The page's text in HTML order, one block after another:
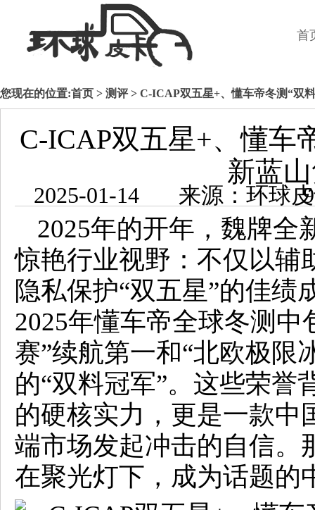
首
您现在的位置:首页 > 测评> C-ICAP双五星+、懂车帝冬测“双
C-ICAP双五星+、懂车
新蓝
2025-01-
2025年的开年，魏牌全
惊艳行业视野：不仅以辅
隐私保护“双五星”的佳绩
2025年懂车帝全球冬测
赛”续航第一和“北欧极限
的“双料冠军”。这些荣誉
的硬核实力，更是一款中
端市场发起冲击的自信。
在聚光灯下，成为话题的